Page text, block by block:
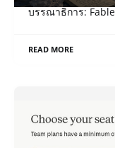
บรรณาธิการ: Fable
READ MORE